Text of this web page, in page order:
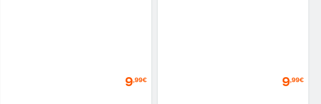
9,99€ 9,99€